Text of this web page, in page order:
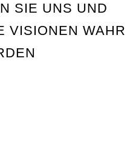
SIE UNS UND
VISIONEN WAHR